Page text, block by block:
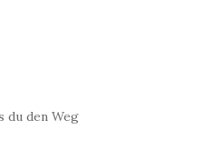
du den Weg